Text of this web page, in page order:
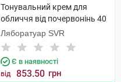
Тонувальний крем для
обличчя від почервонінь 40
мл 1 флакон
Ляборатуар SVR
Є в наявності
від 853.50 грн